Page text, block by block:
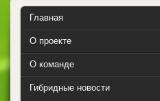
Главная
О проекте
О команде
Гибридные новости